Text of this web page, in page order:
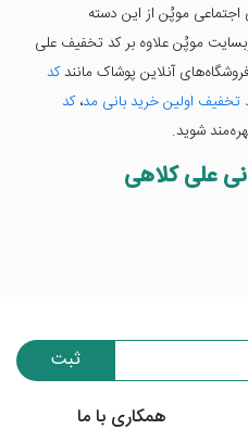
موپُن از این دسته
موپُن علاوه بر کد تخفیف علی
آنلاین پوشاک مانندکد
تخفیف اولین خرید بانی مد،کد
شوید.
علی کلاهی
ثبت
همکاری با ما